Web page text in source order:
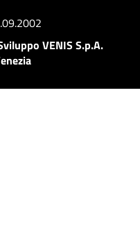
VENIS S.p.A.